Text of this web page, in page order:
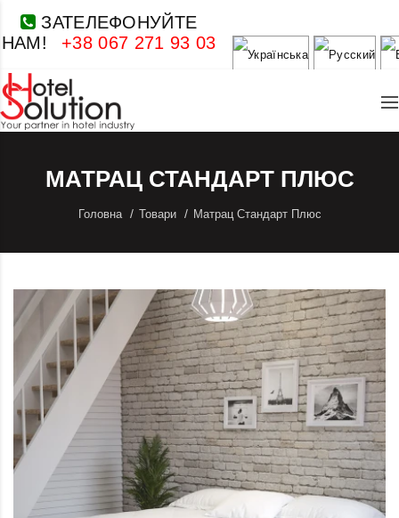
ЗАТЕЛЕФОНУЙТЕ
НАМ!
+38 067 271 93 03
МАТРАЦ СТАНДАРТ ПЛЮС
Головна Товари Матрац Стандарт Плюс